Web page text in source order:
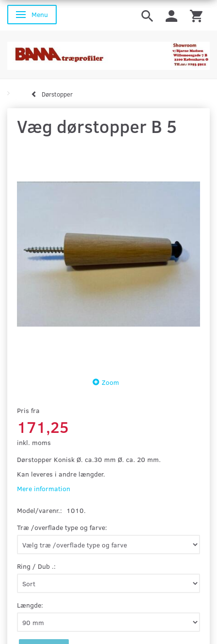
Skifte navigation
Menu
Dørstopper
Væg dørstopper B 5
Zoom
Pris fra
171,25
inkl. moms
Dørstopper Konisk Ø. ca.30 mm Ø. ca. 20 mm.
Kan leveres i andre længder.
Mere information
Model/varenr.:
1010.
Træ /overflade type og farve:
Ring / Dub .:
Længde: